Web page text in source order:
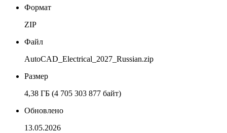
Формат
ZIP
Файл
AutoCAD_Electrical_2027_Russian.zip
Размер
4,38 ГБ (4 705 303 877 байт)
Обновлено
13.05.2026